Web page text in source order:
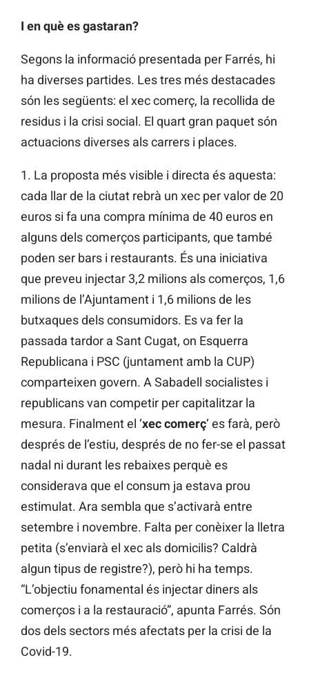
I en què es gastaran?
Segons la informació presentada per Farrés, hi
ha diverses partides. Les tres més destacades
són les següents: el xec comerç, la recollida de
residus i la crisi social. El quart gran paquet són
actuacions diverses als carrers i places.
1. La proposta més visible i directa és aquesta:
cada llar de la ciutat rebrà un xec per valor de 20
euros si fa una compra mínima de 40 euros en
alguns dels comerços participants, que també
poden ser bars i restaurants. És una iniciativa
que preveu injectar 3,2 milions als comerços, 1,6
milions de l’Ajuntament i 1,6 milions de les
butxaques dels consumidors. Es va fer la
passada tardor a Sant Cugat, on Esquerra
Republicana i PSC (juntament amb la CUP)
comparteixen govern. A Sabadell socialistes i
republicans van competir per capitalitzar la
mesura. Finalment el ‘xec comerç‘ es farà, però
després de l’estiu, després de no fer-se el passat
nadal ni durant les rebaixes perquè es
considerava que el consum ja estava prou
estimulat. Ara sembla que s’activarà entre
setembre i novembre. Falta per conèixer la lletra
petita (s’enviarà el xec als domicilis? Caldrà
algun tipus de registre?), però hi ha temps.
“L’objectiu fonamental és injectar diners als
comerços i a la restauració”, apunta Farrés. Són
dos dels sectors més afectats per la crisi de la
Covid-19.